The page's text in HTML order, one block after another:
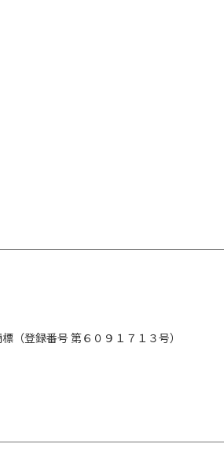
登録番号 第６０９１７１３号）